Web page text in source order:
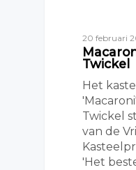
20 februari
Twickel
Het
Twickel
van de
'Het